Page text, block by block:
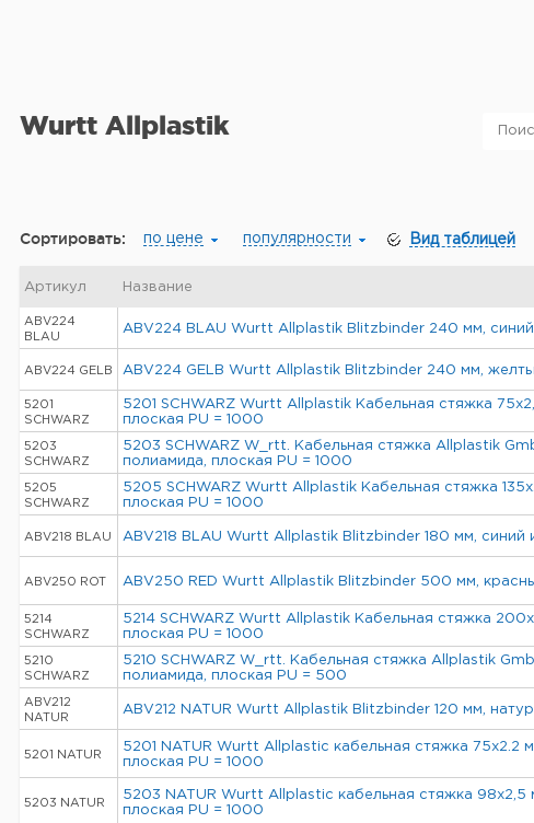
Wurtt Allplastik
Сортировать: по цене популярности Вид таблицей
Артикул Название
ABV224
BLAU
ABV224 BLAU Wurtt Allplastik Blitzbinder 240 мм, синий
ABV224 GELB ABV224 GELB Wurtt Allplastik Blitzbinder 240 мм,
5201
SCHWARZ
5201 SCHWARZ Wurtt Allplastik Кабельная стяжка
плоская PU = 1000
5203
SCHWARZ
5203 SCHWARZ W_rtt. Кабельная стяжка Allplastik
полиамида, плоская PU = 1000
5205
SCHWARZ
5205 SCHWARZ Wurtt Allplastik Кабельная стяжка
плоская PU = 1000
ABV218 BLAU ABV218 BLAU Wurtt Allplastik Blitzbinder 180 мм, синий
ABV250 ROT ABV250 RED Wurtt Allplastik Blitzbinder 500 мм,
5214
SCHWARZ
5214 SCHWARZ Wurtt Allplastik Кабельная стяжка
плоская PU = 1000
5210
SCHWARZ
5210 SCHWARZ W_rtt. Кабельная стяжка Allplastik
полиамида, плоская PU = 500
ABV212
NATUR
ABV212 NATUR Wurtt Allplastik Blitzbinder 120 мм,
5201 NATUR
5201 NATUR Wurtt Allplastic кабельная стяжка 75x2.2
плоская PU = 1000
5203 NATUR
5203 NATUR Wurtt Allplastic кабельная стяжка 98x2,5
плоская PU = 1000